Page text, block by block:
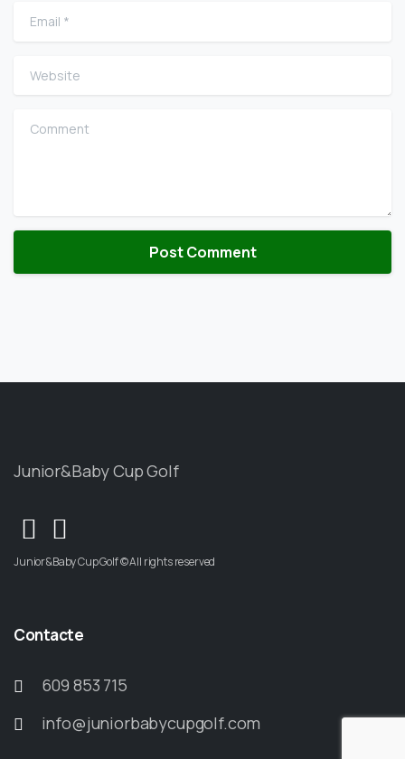
Email
Website
Comment
Junior&Baby Cup Golf
Junior&Baby Cup Golf © All rights reserved
Contacte
609 853 715
info@juniorbabycupgolf.com